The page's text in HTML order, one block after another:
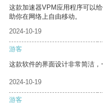
这款加速器VPM应用程序可以
助你在网络上自由移动。
2024-10-19
游客
这款软件的界面设计非常简洁，
2024-10-19
游客